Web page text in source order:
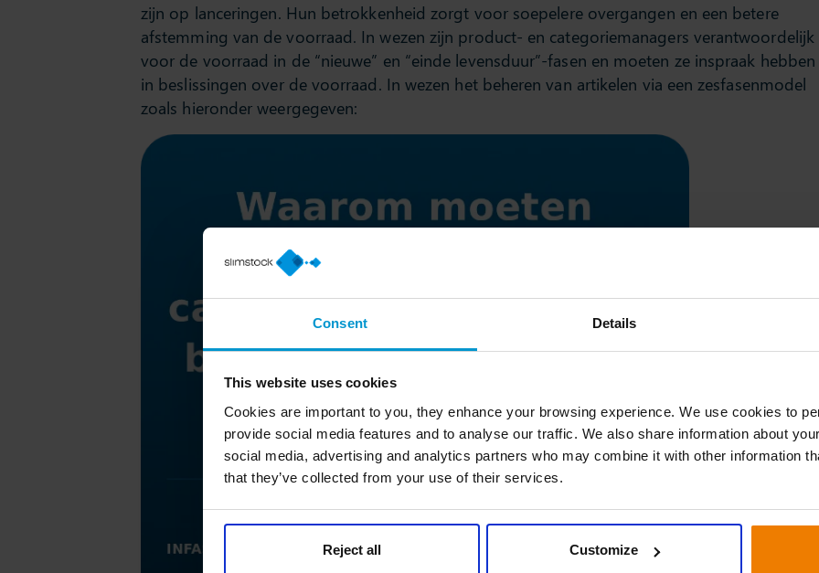
Consent Details
This website uses cookies
Cookies are important to you, they enhance your browsing experience. We use cookies to
provide social media features and to analyse our traffic. We also share information about
social media, advertising and analytics partners who may combine it with other information
that they’ve collected from your use of their services.
Reject all Customize
zijn op lanceringen. Hun betrokkenheid zorgt voor soepelere overgangen en een betere
afstemming van de voorraad. In wezen zijn product- en categoriemanagers verantwoordelijk
voor de voorraad in de “nieuwe” en “einde levensduur”-fasen en moeten ze inspraak hebben
in beslissingen over de voorraad. In wezen het beheren van artikelen via een zesfasenmodel
zoals hieronder weergegeven: